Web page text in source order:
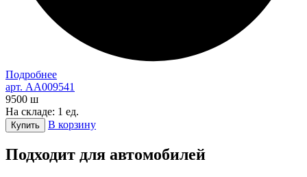
Подробнее
арт. AA009541
9500 ш
На складе: 1 ед.
Купить В корзину
Подходит для автомобилей